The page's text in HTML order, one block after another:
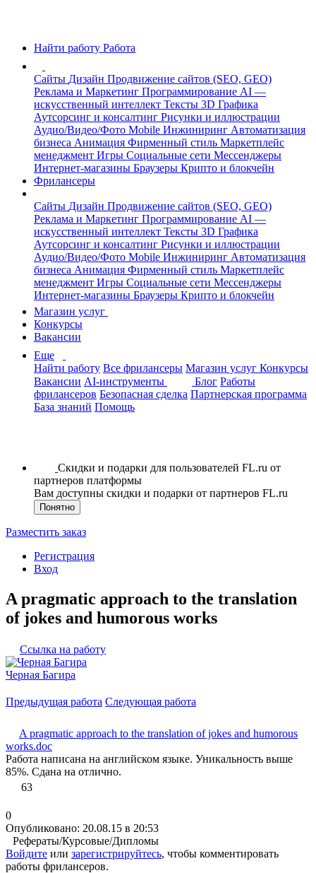
Найти работу Работа
Сайты Дизайн Продвижение сайтов (SEO, GEO)
Реклама и Маркетинг Программирование AI —
искусственный интеллект Тексты 3D Графика
Аутсорсинг и консалтинг Рисунки и иллюстрации
Аудио/Видео/Фото Mobile Инжиниринг Автоматизация
бизнеса Анимация Фирменный стиль Маркетплейс
менеджмент Игры Социальные сети Мессенджеры
Интернет-магазины Браузеры Крипто и блокчейн
Фрилансеры
Сайты Дизайн Продвижение сайтов (SEO, GEO)
Реклама и Маркетинг Программирование AI —
искусственный интеллект Тексты 3D Графика
Аутсорсинг и консалтинг Рисунки и иллюстрации
Аудио/Видео/Фото Mobile Инжиниринг Автоматизация
бизнеса Анимация Фирменный стиль Маркетплейс
менеджмент Игры Социальные сети Мессенджеры
Интернет-магазины Браузеры Крипто и блокчейн
Магазин услуг
Конкурсы
Вакансии
Еще
Найти работу Все фрилансеры Магазин услуг Конкурсы
Вакансии AI-инструменты Блог Работы
фрилансеров Безопасная сделка Партнерская программа
База знаний Помощь
Скидки и подарки для пользователей FL.ru от
партнеров платформы
Вам доступны скидки и подарки от партнеров FL.ru
Понятно
Разместить заказ
Регистрация
Вход
A pragmatic approach to the translation
of jokes and humorous works
Ссылка на работу
Черная Багира
Предыдущая работа Следующая работа
A pragmatic approach to the translation of jokes and humorous
works.doc
Работа написана на английском языке. Уникальность выше
85%. Сдана на отлично.
63
0
Опубликовано: 20.08.15 в 20:53
Рефераты/Курсовые/Дипломы
Войдите или зарегистрируйтесь, чтобы комментировать
работы фрилансеров.